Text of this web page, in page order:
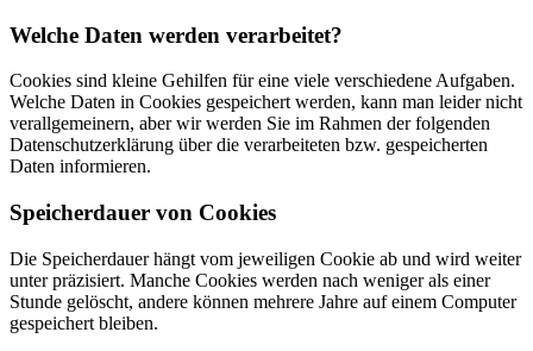
Welche Daten werden verarbeitet?
Cookies sind kleine Gehilfen für eine viele verschiedene Aufgaben.
Welche Daten in Cookies gespeichert werden, kann man leider nicht
verallgemeinern, aber wir werden Sie im Rahmen der folgenden
Datenschutzerklärung über die verarbeiteten bzw. gespeicherten
Daten informieren.
Speicherdauer von Cookies
Die Speicherdauer hängt vom jeweiligen Cookie ab und wird weiter
unter präzisiert. Manche Cookies werden nach weniger als einer
Stunde gelöscht, andere können mehrere Jahre auf einem Computer
gespeichert bleiben.